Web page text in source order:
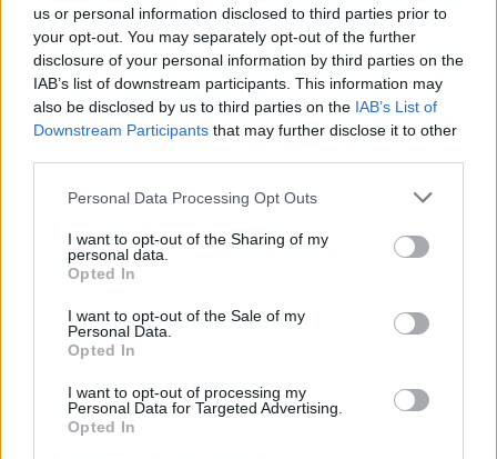
us or personal information disclosed to third parties prior to
your opt-out. You may separately opt-out of the further
disclosure of your personal information by third parties on the
IAB’s list of downstream participants. This information may
also be disclosed by us to third parties on the IAB’s List of
Downstream Participants that may further disclose it to other
Personal Data Processing Opt Outs
I want to opt-out of the Sharing of my
personal data.
Opted In
I want to opt-out of the Sale of my
Personal Data.
Opted In
I want to opt-out of processing my
Personal Data for Targeted Advertising.
Opted In
Ředitel odboru vnitřních
služeb Matěj Mrlina, vedoucí
služebního úřadu Oldřich
Jarolím a tisková mluvčí Miriam
Loužecká končí na České
inspekci životního prostředí (ČIŽP) z vlastní iniciativy. Na dotaz ČTK
to napsal nový ředitel inspekce Pavel Straka (za Motoristy). O jejich
plánovaných odchodechinformovalyv pondělí Seznam Zprávy.
Veterináři v horku ošetřují více zvířat, ohrožení jsou psi
se zploštělým čumákem
Veterináři v současných
vedrech ošetřují více zvířat.
krátkou lebkou a zploštělým
čumákem, jako jsou například mopsi nebo buldočci, starší jedinci a
zvířata se srdečním onemocněním. Jejich majitelé pro ně